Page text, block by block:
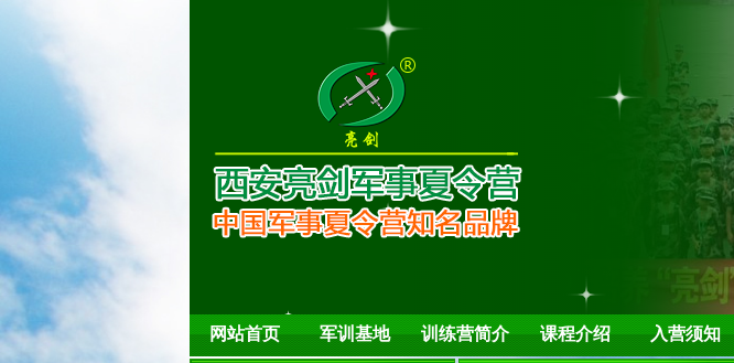
网站首页 军训基地 训练营简介 课程介绍 入营须知